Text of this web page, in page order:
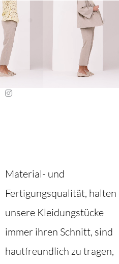
Material- und
Fertigungsqualität, halten
unsere Kleidungstücke
immer ihren Schnitt, sind
hautfreundlich zu tragen,